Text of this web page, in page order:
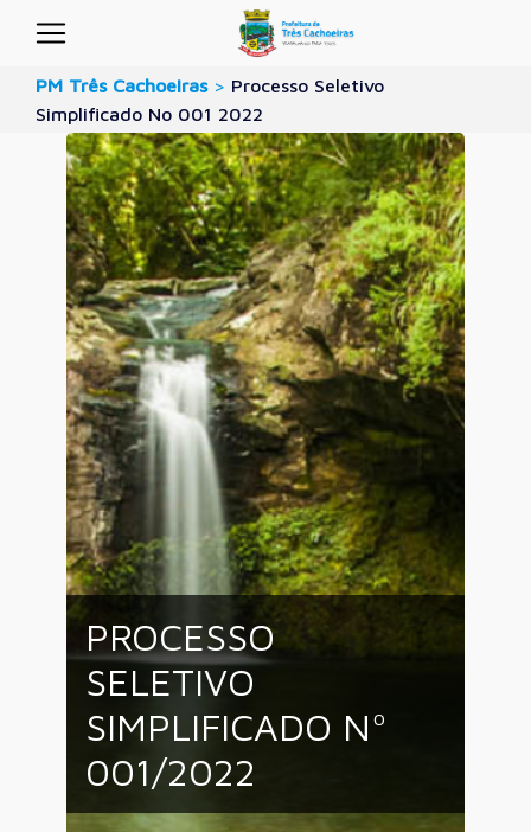
PM Três Cachoeiras > Processo Seletivo
Simplificado No 001 2022
PROCESSO
SELETIVO
SIMPLIFICADO Nº
001/2022